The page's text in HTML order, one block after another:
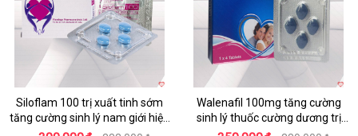
Siloflam 100 trị xuất tinh sớm
tăng cường sinh lý nam giới hiệu
quả
Walenafil 100mg tăng cường
sinh lý thuốc cường dương trị
xuất tinh sớm kéo dài